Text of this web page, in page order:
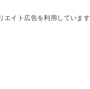
エイト広告を利用しています